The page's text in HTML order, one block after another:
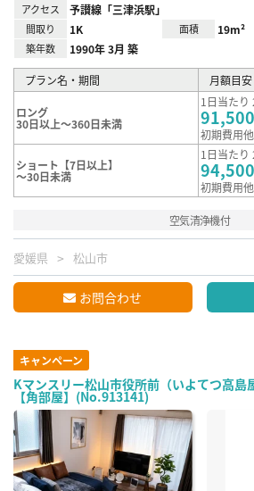
アクセス 予讃線「三津浜駅」
間取り 1K 面積 19m²
築年数 1990年 3月 築
プラン名・期間 月額目安
ロング
30日以上～360日未満
1日当たり
91,500
初期費用
ショート【7日以上】
～30日未満
1日当たり
94,500
初期費用
空気清浄機付
愛媛県 松山市
お問合わせ
キャンペーン
Kマンスリー松山市役所前（いよてつ高島
【角部屋】(No.913141)